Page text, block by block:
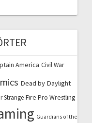
America Civil War
Dead by Daylight
Strange Fire Pro Wrestling
Guardians of the